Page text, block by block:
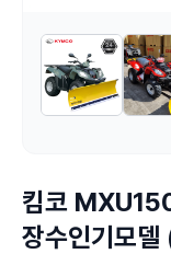
킴코
장수인기모델